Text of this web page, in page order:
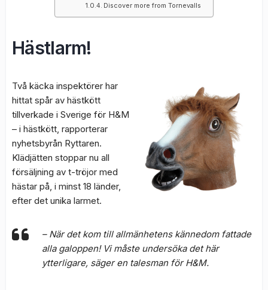
Discover more from Tornevalls
Hästlarm!
Två käcka inspektörer har
hittat spår av hästkött
tillverkade i Sverige för H&M
– i hästkött, rapporterar
nyhetsbyrån Ryttaren.
Klädjätten stoppar nu all
försäljning av t-tröjor med
hästar på, i minst 18 länder,
efter det unika larmet.
– När det kom till allmänhetens kännedom fattade
alla galoppen! Vi måste undersöka det här
ytterligare, säger en talesman för H&M.